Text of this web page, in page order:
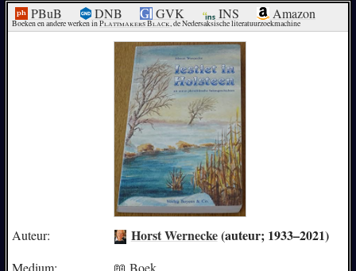
PBuB DNB GVK INS Amazon
Boeken en andere werken in Plattmakers Black, de Nedersaksische literatuurzoekmachine
Auteur: Horst Wernecke(auteur; 1933–2021)
Medium:
📖 Boek